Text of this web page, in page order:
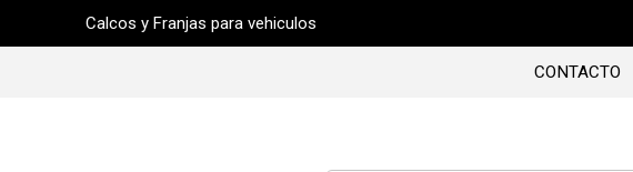
Calcos y Franjas para vehiculos
CONTACTO